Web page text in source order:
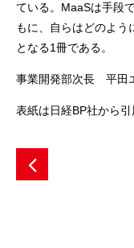
ている。MaaSは手段
もに、自らはどのよう
となる1冊である。
事業開発部次長 平田
表紙は日経BP社から引